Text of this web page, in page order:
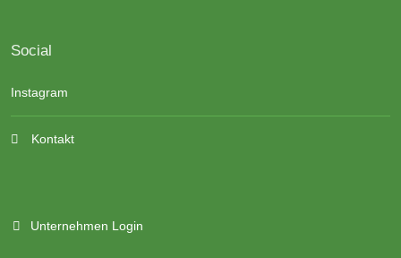
Social
Instagram
Kontakt
Unternehmen Login